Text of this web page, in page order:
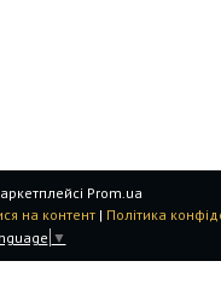
Prom.ua
на контент | Політика
▼